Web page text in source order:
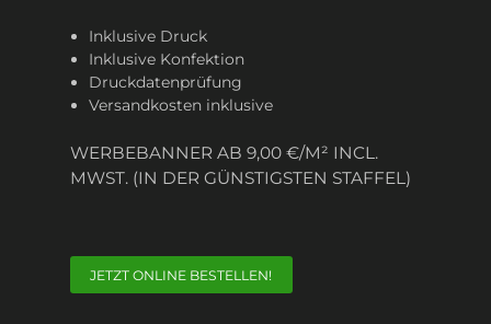
Inklusive Druck
Inklusive Konfektion
Druckdatenprüfung
Versandkosten inklusive
WERBEBANNER AB 9,00 €/M² INCL.
MWST. (IN DER GÜNSTIGSTEN STAFFEL)
JETZT ONLINE BESTELLEN!